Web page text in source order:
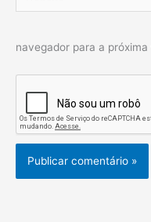
navegador para a